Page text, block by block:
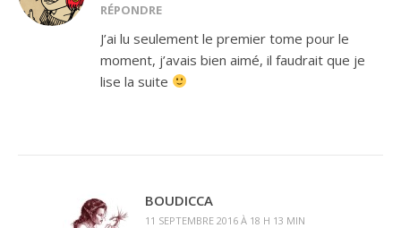
RÉPONDRE
J’ai lu seulement le premier tome pour le
moment, j’avais bien aimé, il faudrait que je
lise la suite
BOUDICCA
11 SEPTEMBRE 2016 À 18 H 13 MIN